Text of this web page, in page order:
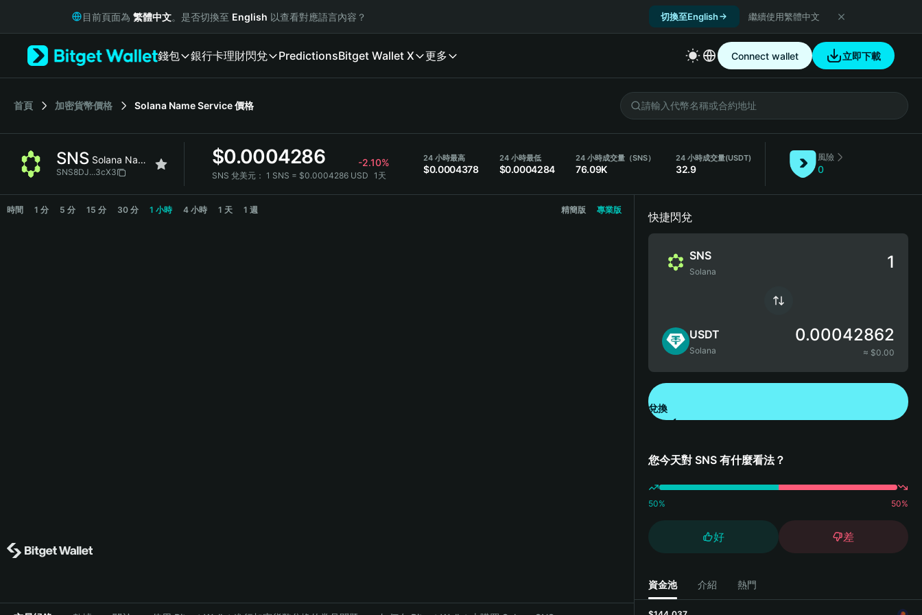
Русский
Italiano
简体中文
繁體中文
Bahasa Indonesia
目前頁面為 繁體中文。是否切換至 English 以查看對應語言內容？ 切換至English 繼續使用繁體中文
錢包 銀行卡理財閃兌 PredictionsBitget Wallet X 更多 Connect wallet 立即下載
首頁 加密貨幣價格 Solana Name Service價格
SNS Solana Name Service
SNS8DJ...3cX3
$0.0004286 -2.10%
SNS 兌美元： 1 SNS = $0.0004286 USD 1天
24 小時最高
$0.0004378
24 小時最低
$0.0004284
24 小時成交量（SNS）
76.09K
24 小時成交量(USDT)
32.9
風險
0
SNS Price Chart
時間 1 分 5 分 15 分 30 分 1 小時 4 小時 1 天 1 週 精簡版 專業版
快捷閃兌
SNS
Solana
USDT
Solana
0.00042862
≈ $0.00
兌換
您今天對 SNS 有什麼看法？
50% 50%
好 差
資金池 介紹 熱門